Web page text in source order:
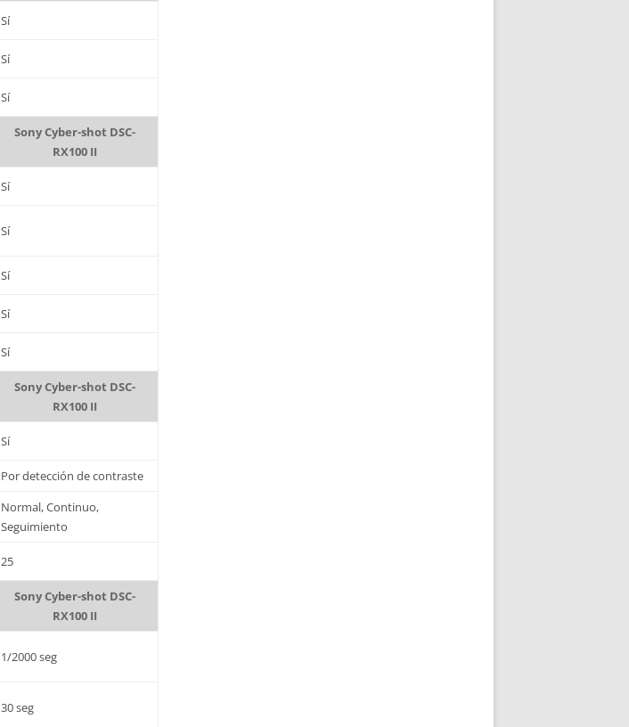
Sí
Sí
Sí
Sony Cyber-shot DSC-
RX100 II
Sí
Sí
Sí
Sí
Sí
Sony Cyber-shot DSC-
RX100 II
Sí
Por detección de contraste
Normal, Continuo,
Seguimiento
25
Sony Cyber-shot DSC-
RX100 II
1/2000 seg
30 seg